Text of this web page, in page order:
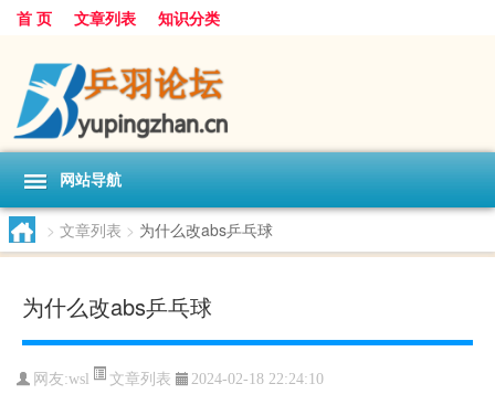
首 页 文章列表 知识分类
网站导航
> 文章列表 > 为什么改abs乒乓球
为什么改abs乒乓球
网友:wsl 文章列表 2024-02-18 22:24:10